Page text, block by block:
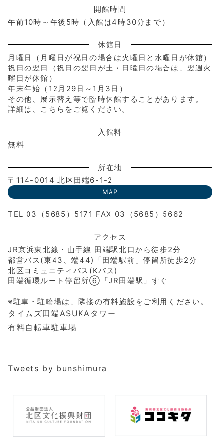
開館時間
午前10時～午後5時（入館は4時30分まで）
休館日
月曜日（月曜日が祝日の場合は火曜日と水曜日が休館）
祝日の翌日（祝日の翌日が土・日曜日の場合は、翌週火
曜日が休館）
年末年始（12月29日～1月3日）
その他、展示替え等で臨時休館することがあります。
詳細は、こちらをご覧ください。
入館料
無料
所在地
〒114-0014 北区田端6-1-2
MAP
TEL 03（5685）5171 FAX 03（5685）5662
アクセス
JR京浜東北線・山手線 田端駅北口から徒歩2分
都営バス(東43、端44)「田端駅前」停留所徒歩2分
北区コミュニティバス(Kバス)
田端循環ルート停留所⑥「JR田端駅」すぐ
※駐車・駐輪場は、隣接の有料施設をご利用ください。
タイムズ田端ASUKAタワー
有料自転車駐車場
Tweets by bunshimura